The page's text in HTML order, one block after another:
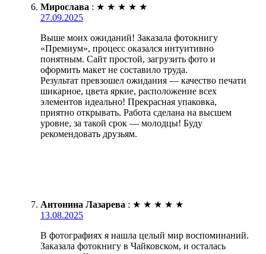
Мирослава : ★ ★ ★ ★ ★
27.09.2025
Выше моих ожиданий! Заказала фотокнигу
«Премиум», процесс оказался интуитивно
понятным. Сайт простой, загрузить фото и
оформить макет не составило труда.
Результат превзошел ожидания — качество печати
шикарное, цвета яркие, расположение всех
элементов идеально! Прекрасная упаковка,
приятно открывать. Работа сделана на высшем
уровне, за такой срок — молодцы! Буду
рекомендовать друзьям.
Антонина Лазарева : ★ ★ ★ ★ ★
13.08.2025
В фотографиях я нашла целый мир воспоминаний.
Заказала фотокнигу в Чайковском, и осталась